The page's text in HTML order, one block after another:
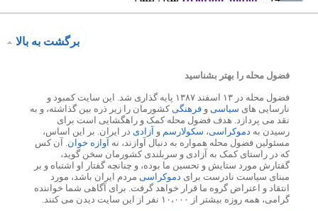
برگشت به بالا
فضول محله را بهتر بشناسید
فضول محله در ۱۳ اسفند ۱۳۸۷ پایه گذاری شد. این سایت کمبود و
نارسایی های سیاسی و فرهنگیکشورمان را زیر ذره بین گذاشته، و به
نقد می پردازد. هدف فضول محله کمک و راهگشایی است برای
رسیدن به دموکراسی، سکولارسم و آزادی در ایران. بر این اساس،
مسئولین فضول محله همواره به دنبال آوازند، نه آوازه خوان. آن کس
که در راستای کمک به آزادی و سربلندی کشورمان سخن گوید،
گفتارش مورد ستایش و تحسین ما بوده، و چنانچه گفتار او اشتباه و بر
مبنای سیاست نادرست برای دموکراسی مردم ایران باشد، مورد
انتقاد و اعتراض گروه ما قرار خواهد گرفت. برای آگاهی شما خواننده
گرامی، همه روزه بیشتر از ۱۰،۰۰۰ نفر از این سایت دیدن می کنند.